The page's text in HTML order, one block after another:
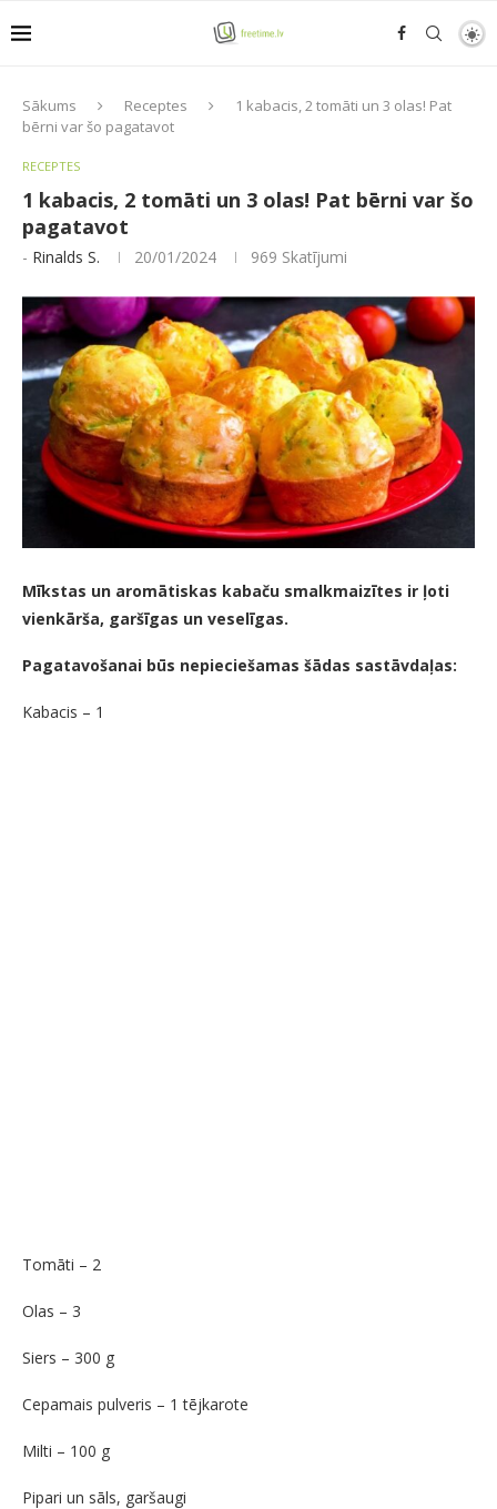
Sākums Receptes
1 kabacis, 2 tomāti un 3 olas! Pat
bērni var šo pagatavot
RECEPTES
1 kabacis, 2 tomāti un 3 olas! Pat bērni var šo
pagatavot
- Rinalds S. 20/01/2024 969 Skatījumi
Mīkstas un aromātiskas kabaču smalkmaizītes ir ļoti
vienkārša, garšīgas un veselīgas.
Pagatavošanai būs nepieciešamas šādas sastāvdaļas:
Kabacis – 1
Tomāti – 2
Olas – 3
Siers – 300 g
Cepamais pulveris – 1 tējkarote
Milti – 100 g
Pipari un sāls, garšaugi